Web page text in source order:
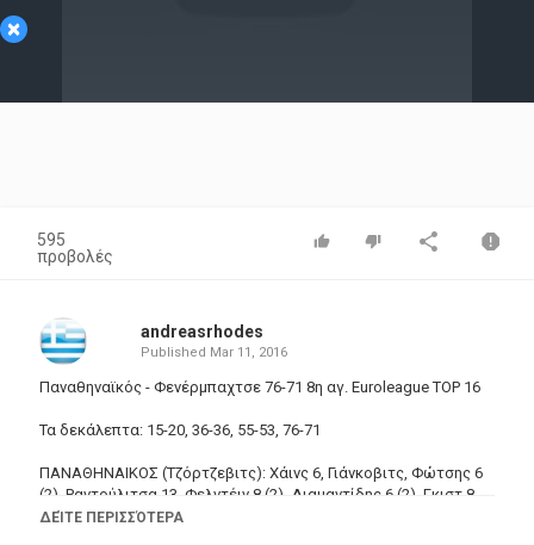
×
Video
595
προβολές
andreasrhodes
Published Mar 11, 2016
Παναθηναϊκός - Φενέρμπαχτσε 76-71 8η αγ. Euroleague TOP 16
Τα δεκάλεπτα: 15-20, 36-36, 55-53, 76-71
ΠΑΝΑΘΗΝΑΙΚΟΣ (Τζόρτζεβιτς): Χάινς 6, Γιάνκοβιτς, Φώτσης 6
(2), Ραντούλιτσα 13, Φελντέιν 8 (2), Διαμαντίδης 6 (2), Γκιστ 8,
Καλάθης 9, Κούζμιτς 6, Ουίλιαμς 14.
ΔΕΊΤΕ ΠΕΡΙΣΣΌΤΕΡΑ